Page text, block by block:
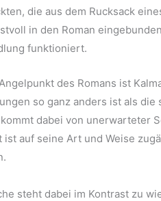
die aus dem Rucksack
in den Roman
funktioniert.
des Romans ist
so ganz anders ist als
dabei von unerwarteter
ist auf seine Art und Weise
steht dabei im Kontrast zu